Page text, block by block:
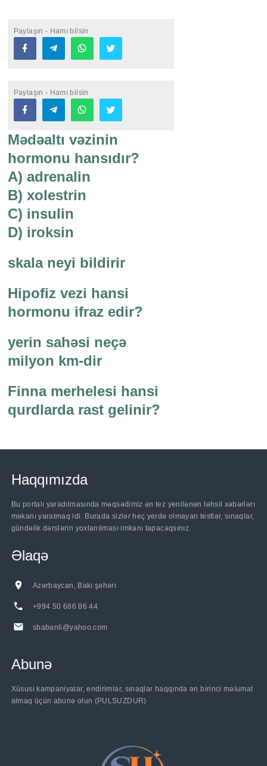
Paylaşın - Hamı bilsin
Paylaşın - Hamı bilsin
Mədəaltı vəzinin
hormonu hansıdır?
A) adrenalin
B) xolestrin
C) insulin
D) iroksin
skala neyi bildirir
Hipofiz vezi hansi
hormonu ifraz edir?
yerin sahəsi neçə
milyon km-dir
Finna merhelesi hansi
qurdlarda rast gelinir?
Haqqımızda
Bu portalı yaradılmasında məqsədimiz ən tez yenilənən təhsil xəbərlərı
məkanı yaratmaq idi. Burada sizlər heç yerdə olmayan testlər, sınaqlar,
gündəlik dərslərin yoxlanılması imkanı tapacaqsınız.
Əlaqə
Azərbaycan, Bakı şəhəri
+994 50 686 86 44
sbabanli@yahoo.com
Abunə
Xüsusi kampaniyalar, endirimlər, sınaqlar haqqında ən birinci məlumat
almaq üçün abunə olun (PULSUZDUR)